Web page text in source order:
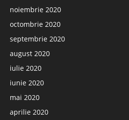
noiembrie 2020
octombrie 2020
septembrie 2020
august 2020
iulie 2020
iunie 2020
mai 2020
aprilie 2020